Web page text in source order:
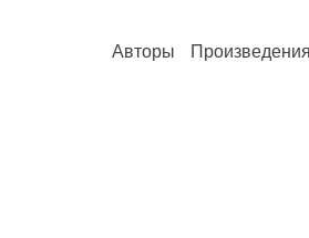
Авторы Произведения